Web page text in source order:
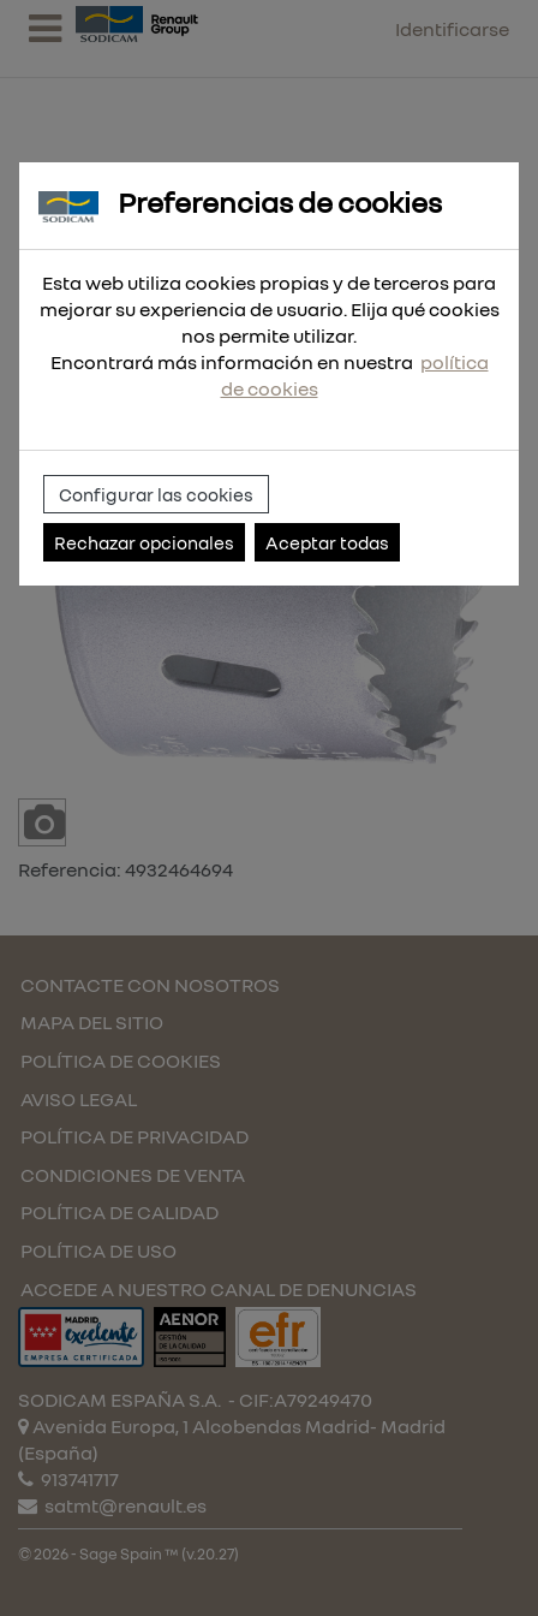
Identificarse
Cor.Bimetálica 64mm
Referencia: 4932464694
CONTACTE CON NOSOTROS
MAPA DEL SITIO
POLÍTICA DE COOKIES
AVISO LEGAL
POLÍTICA DE PRIVACIDAD
CONDICIONES DE VENTA
POLÍTICA DE CALIDAD
POLÍTICA DE USO
ACCEDE A NUESTRO CANAL DE DENUNCIAS
SODICAM ESPAÑA S.A. - CIF:A79249470
Avenida Europa, 1 Alcobendas Madrid- Madrid
(España)
913741717
satmt@renault.es
© 2026 - Sage Spain ™ (v.20.27)
Preferencias de cookies
Esta web utiliza cookies propias y de terceros para
mejorar su experiencia de usuario. Elija qué cookies
nos permite utilizar.
Encontrará más información en nuestra política
de cookies
Configurar las cookies
Rechazar opcionales Aceptar todas